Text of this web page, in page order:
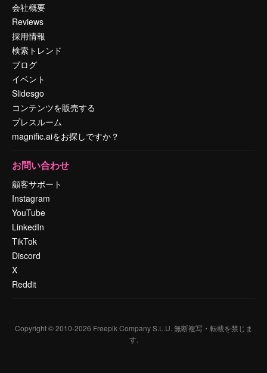
会社概要
Reviews
採用情報
検索トレンド
ブログ
イベント
Slidesgo
コンテンツを販売する
プレスルーム
magnific.aiをお探しですか？
お問い合わせ
顧客サポート
Instagram
YouTube
LinkedIn
TikTok
Discord
X
Reddit
Copyright © 2010-2026 Freepik Company S.L.U. 無断複写・転載を禁じま
す.